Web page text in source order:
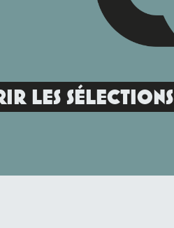
LES SÉLECTIONS